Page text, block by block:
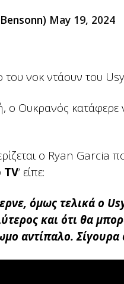
May 19, 2024
νοκ ντάουν του
ο Ουκρανός κατάφερε
ο Ryan Garcia
TV’ είπε:
όμως τελικά ο
και ότι θα
αντίπαλο. Σίγουρα